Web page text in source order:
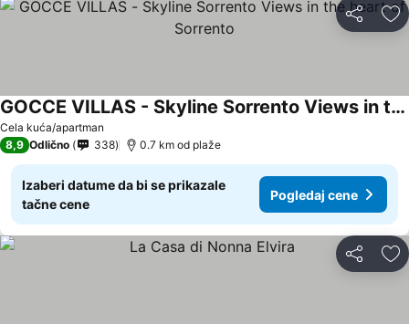
Deli
Cela kuća/apartman
GOCCE VILLAS - Skyline Sorrento Views in the heart of Sorrento
8,9 Odlično 338 0.7 km od plaže
Izaberi datume da bi se prikazale
tačne cene
Pogledaj cene
Deli